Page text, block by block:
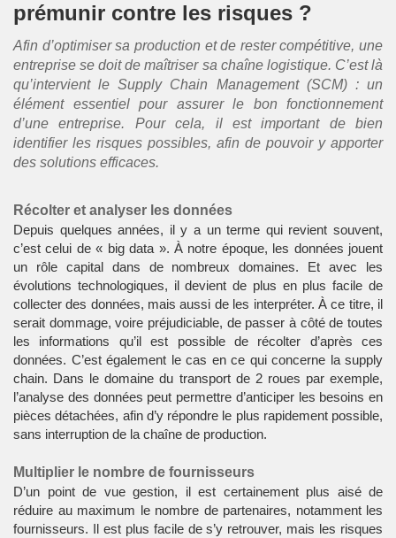
prémunir contre les risques ?
Afin d’optimiser sa production et de rester compétitive, une
entreprise se doit de maîtriser sa chaîne logistique. C’est là
qu’intervient le Supply Chain Management (SCM) : un
élément essentiel pour assurer le bon fonctionnement
d’une entreprise. Pour cela, il est important de bien
identifier les risques possibles, afin de pouvoir y apporter
des solutions efficaces.
Récolter et analyser les données
Depuis quelques années, il y a un terme qui revient souvent,
c’est celui de « big data ». À notre époque, les données jouent
un rôle capital dans de nombreux domaines. Et avec les
évolutions technologiques, il devient de plus en plus facile de
collecter des données, mais aussi de les interpréter. À ce titre, il
serait dommage, voire préjudiciable, de passer à côté de toutes
les informations qu’il est possible de récolter d’après ces
données. C’est également le cas en ce qui concerne la supply
chain. Dans le domaine du transport de 2 roues par exemple,
l’analyse des données peut permettre d’anticiper les besoins en
pièces détachées, afin d’y répondre le plus rapidement possible,
sans interruption de la chaîne de production.
Multiplier le nombre de fournisseurs
D’un point de vue gestion, il est certainement plus aisé de
réduire au maximum le nombre de partenaires, notamment les
fournisseurs. Il est plus facile de s’y retrouver, mais les risques